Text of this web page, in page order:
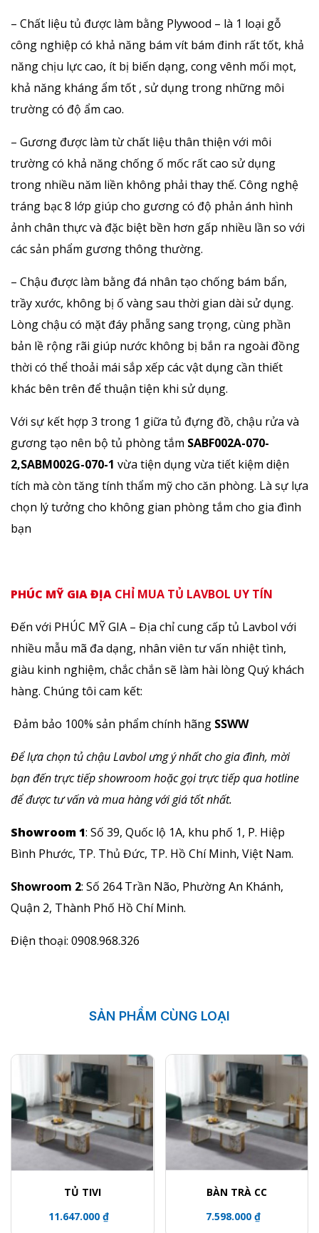
– Chất liệu tủ được làm bằng Plywood – là 1 loại gỗ
công nghiệp có khả năng bám vít bám đinh rất tốt, khả
năng chịu lực cao, ít bị biến dạng, cong vênh mối mọt,
khả năng kháng ẩm tốt , sử dụng trong những môi
trường có độ ẩm cao.
– Gương được làm từ chất liệu thân thiện với môi
trường có khả năng chống ố mốc rất cao sử dụng
trong nhiều năm liền không phải thay thế. Công nghệ
tráng bạc 8 lớp giúp cho gương có độ phản ánh hình
ảnh chân thực và đặc biệt bền hơn gấp nhiều lần so với
các sản phẩm gương thông thường.
– Chậu được làm bằng đá nhân tạo chống bám bẩn,
trầy xước, không bị ố vàng sau thời gian dài sử dụng.
Lòng chậu có mặt đáy phẵng sang trọng, cùng phần
bản lề rộng rãi giúp nước không bị bắn ra ngoài đồng
thời có thể thoải mái sắp xếp các vật dụng cần thiết
khác bên trên để thuận tiện khi sử dụng.
Với sự kết hợp 3 trong 1 giữa tủ đựng đồ, chậu rửa và
gương tạo nên bộ tủ phòng tắm SABF002A-070-
2,SABM002G-070-1 vừa tiện dụng vừa tiết kiệm diện
tích mà còn tăng tính thẩm mỹ cho căn phòng. Là sự lựa
chọn lý tưởng cho không gian phòng tắm cho gia đình
bạn
PHÚC MỸ GIA ĐỊA CHỈ MUA TỦ LAVBOL UY TÍN
Đến với PHÚC MỸ GIA – Địa chỉ cung cấp tủ Lavbol với
nhiều mẫu mã đa dạng, nhân viên tư vấn nhiệt tình,
giàu kinh nghiệm, chắc chắn sẽ làm hài lòng Quý khách
hàng. Chúng tôi cam kết:
Đảm bảo 100% sản phẩm chính hãng SSWW
Để lựa chọn tủ chậu Lavbol ưng ý nhất cho gia đình, mời
bạn đến trực tiếp showroom hoặc gọi trực tiếp qua hotline
để được tư vấn và mua hàng với giá tốt nhất.
Showroom 1: Số 39, Quốc lộ 1A, khu phố 1, P. Hiệp
Bình Phước, TP. Thủ Đức, TP. Hồ Chí Minh, Việt Nam.
Showroom 2: Số 264 Trần Não, Phường An Khánh,
Quận 2, Thành Phố Hồ Chí Minh.
Điện thoại: 0908.968.326
SẢN PHẨM CÙNG LOẠI
TỦ TIVI
11.647.000 ₫
BÀN TRÀ CC
7.598.000 ₫